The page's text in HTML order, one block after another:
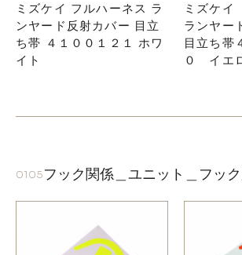
ミズケイ フルハーネス ラ
ンヤード反射カバー 目立
ち帯 ４１００１２１ ホワ
イト
ミズケ
ランヤー
目立ち帯
０ イエ
0105フック関係＿ユニット＿フッ